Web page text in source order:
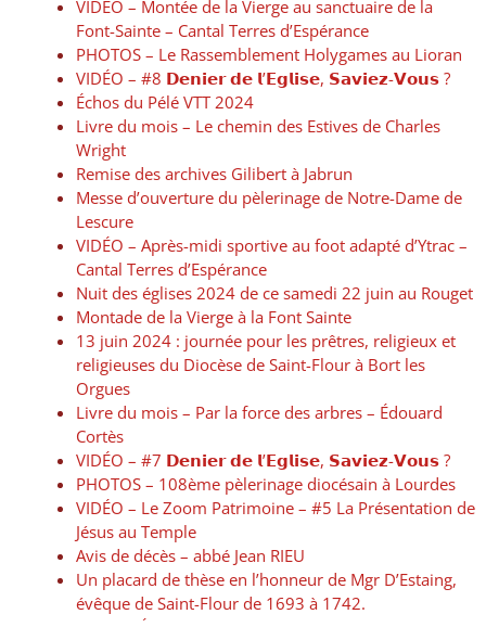
VIDÉO – Montée de la Vierge au sanctuaire de la
Font-Sainte – Cantal Terres d’Espérance
PHOTOS – Le Rassemblement Holygames au Lioran
VIDÉO – #8 𝗗𝗲𝗻𝗶𝗲𝗿 𝗱𝗲 𝗹’𝗘𝗴𝗹𝗶𝘀𝗲, 𝗦𝗮𝘃𝗶𝗲𝘇-𝗩𝗼𝘂𝘀 ?
Échos du Pélé VTT 2024
Livre du mois – Le chemin des Estives de Charles
Wright
Remise des archives Gilibert à Jabrun
Messe d’ouverture du pèlerinage de Notre-Dame de
Lescure
VIDÉO – Après-midi sportive au foot adapté d’Ytrac –
Cantal Terres d’Espérance
Nuit des églises 2024 de ce samedi 22 juin au Rouget
Montade de la Vierge à la Font Sainte
13 juin 2024 : journée pour les prêtres, religieux et
religieuses du Diocèse de Saint-Flour à Bort les
Orgues
Livre du mois – Par la force des arbres – Édouard
Cortès
VIDÉO – #7 𝗗𝗲𝗻𝗶𝗲𝗿 𝗱𝗲 𝗹’𝗘𝗴𝗹𝗶𝘀𝗲, 𝗦𝗮𝘃𝗶𝗲𝘇-𝗩𝗼𝘂𝘀 ?
PHOTOS – 108ème pèlerinage diocésain à Lourdes
VIDÉO – Le Zoom Patrimoine – #5 La Présentation de
Jésus au Temple
Avis de décès – abbé Jean RIEU
Un placard de thèse en l’honneur de Mgr D’Estaing,
évêque de Saint-Flour de 1693 à 1742.